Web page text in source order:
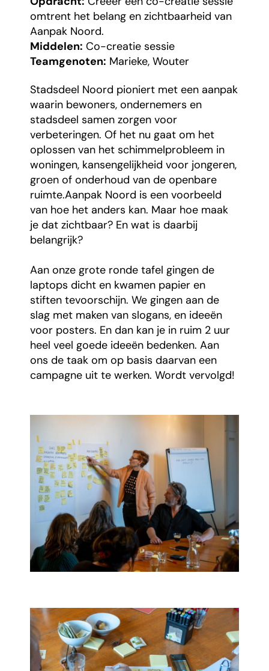
omtrent het belang en zichtbaarheid van
Aanpak Noord.
Middelen: Co-creatie sessie
Teamgenoten: Marieke, Wouter
Stadsdeel Noord pioniert met een aanpak
waarin bewoners, ondernemers en
stadsdeel samen zorgen voor
verbeteringen. Of het nu gaat om het
oplossen van het schimmelprobleem in
woningen, kansengelijkheid voor jongeren,
groen of onderhoud van de openbare
ruimte.Aanpak Noord is een voorbeeld
van hoe het anders kan. Maar hoe maak
je dat zichtbaar? En wat is daarbij
belangrijk?
Aan onze grote ronde tafel gingen de
laptops dicht en kwamen papier en
stiften tevoorschijn. We gingen aan de
slag met maken van slogans, en ideeën
voor posters. En dan kan je in ruim 2 uur
heel veel goede ideeën bedenken. Aan
ons de taak om op basis daarvan een
campagne uit te werken. Wordt vervolgd!